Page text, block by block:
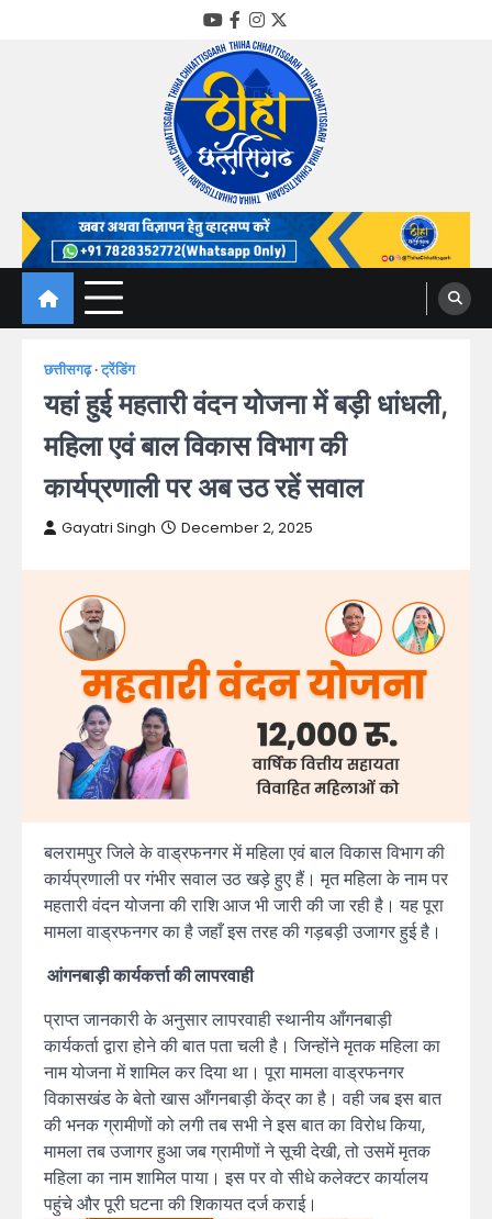
YouTube
Facebook
Instagram
Twitter
Thiha Chhattisgarh
गोठ जन-जन के
छत्तीसगढ़ ट्रेंडिंग
यहां हुई महतारी वंदन योजना में बड़ी धांधली,
महिला एवं बाल विकास विभाग की
कार्यप्रणाली पर अब उठ रहें सवाल
Gayatri Singh December 2, 2025
बलरामपुर जिले के वाड्रफनगर में महिला एवं बाल विकास विभाग की
कार्यप्रणाली पर गंभीर सवाल उठ खड़े हुए हैं। मृत महिला के नाम पर
महतारी वंदन योजना की राशि आज भी जारी की जा रही है। यह पूरा
मामला वाड्रफनगर का है जहाँ इस तरह की गड़बड़ी उजागर हुई है।
आंगनबाड़ी कार्यकर्त्ता की लापरवाही
प्राप्त जानकारी के अनुसार लापरवाही स्थानीय आँगनबाड़ी
कार्यकर्ता द्वारा होने की बात पता चली है। जिन्होंने मृतक महिला का
नाम योजना में शामिल कर दिया था। पूरा मामला वाड्रफनगर
विकासखंड के बेतो खास आँगनबाड़ी केंद्र का है। वही जब इस बात
की भनक ग्रामीणों को लगी तब सभी ने इस बात का विरोध किया,
मामला तब उजागर हुआ जब ग्रामीणों ने सूची देखी, तो उसमें मृतक
महिला का नाम शामिल पाया। इस पर वो सीधे कलेक्टर कार्यालय
पहुंचे और पूरी घटना की शिकायत दर्ज कराई।